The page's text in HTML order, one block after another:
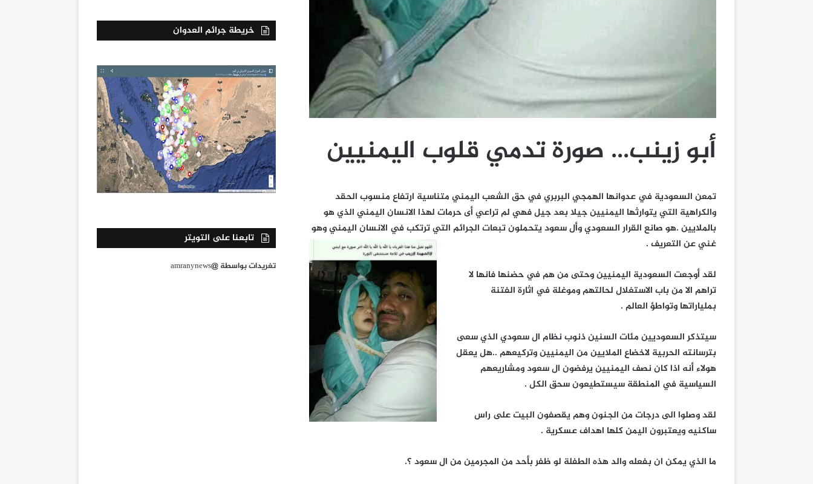
أبو زينب… صورة تدمي قلوب اليمنيين
تمعن السعودية في عدوانها الهمجي البربري في حق الشعب اليمني متناسية ارتفاع منسوب الحقد
والكراهية التي يتوارثها اليمنيين جيلا بعد جيل فهي لم تراعي أى حرمات لهذا الانسان اليمني الذي هو
بالملايين .هو صانع القرار السعودي وأل سعود يتحملون تبعات الجرائم التي ترتكب في الانسان اليمني وهو
غني عن التعريف .
لقد أوجعت السعودية اليمنيين وحتى من هم في حضنها فانها لا
تراهم الا من باب الاستغلال لحالتهم وموغلة في اثارة الفتنة
بملياراتها وتواطؤ العالم .
سيتذكر السعوديين مئات السنين ذنوب نظام ال سعودي الذي سعى
بترسانته الحربية لاخضاع الملايين من اليمنيين وتركيعهم ..هل يعقل
هولاء أنه اذا كان نصف اليمنيين يرفضون ال سعود ومشاريعهم
السياسية في المنطقة سيستطيعون سحق الكل .
لقد وصلوا الى درجات من الجنون وهم يقصفون البيت على راس
ساكنيه ويعتبرون اليمن كلها اهداف عسكرية .
ما الذي يمكن ان بفعله والد هذه الطفلة لو ظفر بأحد من المجرمين من ال سعود ؟.
خريطة جرائم العدوان
تابعنا على التويتر
تغريدات بواسطة @amranynews